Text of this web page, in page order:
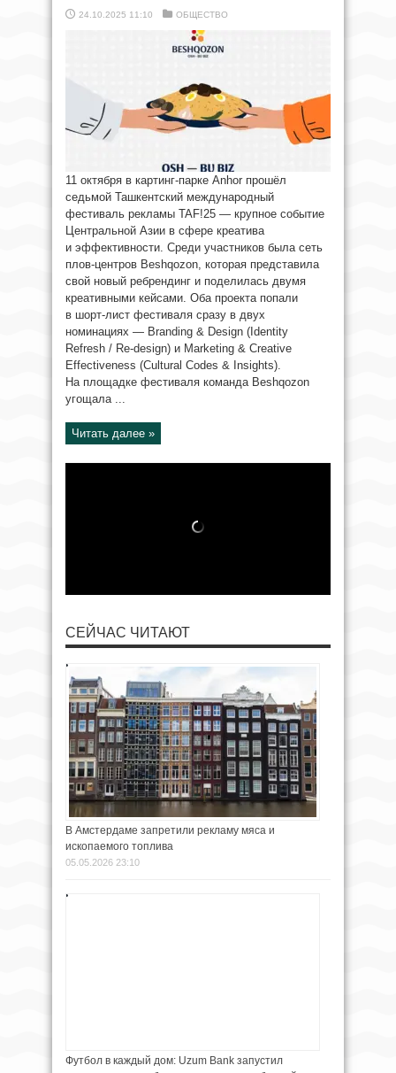
24.10.2025 11:10 ОБЩЕСТВО
11 октября в картинг-парке Anhor прошёл
седьмой Ташкентский международный
фестиваль рекламы TAF!25 — крупное событие
Центральной Азии в сфере креатива
и эффективности. Среди участников была сеть
плов-центров Beshqozon, которая представила
свой новый ребрендинг и поделилась двумя
креативными кейсами. Оба проекта попали
в шорт-лист фестиваля сразу в двух
номинациях — Branding & Design (Identity
Refresh / Re-design) и Marketing & Creative
Effectiveness (Cultural Codes & Insights).
На площадке фестиваля команда Beshqozon
угощала ...
Читать далее »
СЕЙЧАС ЧИТАЮТ
В Амстердаме запретили рекламу мяса и
ископаемого топлива
05.05.2026 23:10
Футбол в каждый дом: Uzum Bank запустил